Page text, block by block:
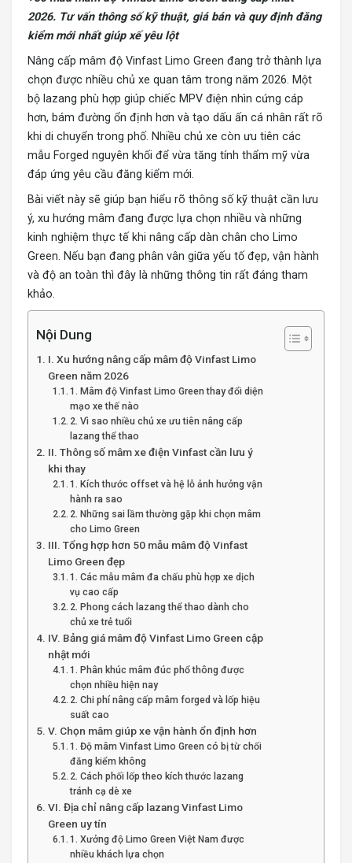
2026. Tư vấn thông số kỹ thuật, giá bán và quy định đăng
kiểm mới nhất giúp xế yêu lột
Nâng cấp mâm độ Vinfast Limo Green đang trở thành lựa
chọn được nhiều chủ xe quan tâm trong năm 2026. Một
bộ lazang phù hợp giúp chiếc MPV điện nhìn cứng cáp
hơn, bám đường ổn định hơn và tạo dấu ấn cá nhân rất rõ
khi di chuyển trong phố. Nhiều chủ xe còn ưu tiên các
mẫu Forged nguyên khối để vừa tăng tính thẩm mỹ vừa
đáp ứng yêu cầu đăng kiểm mới.
Bài viết này sẽ giúp bạn hiểu rõ thông số kỹ thuật cần lưu
ý, xu hướng mâm đang được lựa chọn nhiều và những
kinh nghiệm thực tế khi nâng cấp dàn chân cho Limo
Green. Nếu bạn đang phân vân giữa yếu tố đẹp, vận hành
và độ an toàn thì đây là những thông tin rất đáng tham
khảo.
Nội Dung
I. Xu hướng nâng cấp mâm độ Vinfast Limo
Green năm 2026
1. Mâm độ Vinfast Limo Green thay đổi diện
mạo xe thế nào
2. Vì sao nhiều chủ xe ưu tiên nâng cấp
lazang thể thao
II. Thông số mâm xe điện Vinfast cần lưu ý
khi thay
1. Kích thước offset và hệ lỗ ảnh hưởng vận
hành ra sao
2. Những sai lầm thường gặp khi chọn mâm
cho Limo Green
III. Tổng hợp hơn 50 mẫu mâm độ Vinfast
Limo Green đẹp
1. Các mẫu mâm đa chấu phù hợp xe dịch
vụ cao cấp
2. Phong cách lazang thể thao dành cho
chủ xe trẻ tuổi
IV. Bảng giá mâm độ Vinfast Limo Green cập
nhật mới
1. Phân khúc mâm đúc phổ thông được
chọn nhiều hiện nay
2. Chi phí nâng cấp mâm forged và lốp hiệu
suất cao
V. Chọn mâm giúp xe vận hành ổn định hơn
1. Độ mâm Vinfast Limo Green có bị từ chối
đăng kiểm không
2. Cách phối lốp theo kích thước lazang
tránh cạ dè xe
VI. Địa chỉ nâng cấp lazang Vinfast Limo
Green uy tín
1. Xưởng độ Limo Green Việt Nam được
nhiều khách lựa chọn